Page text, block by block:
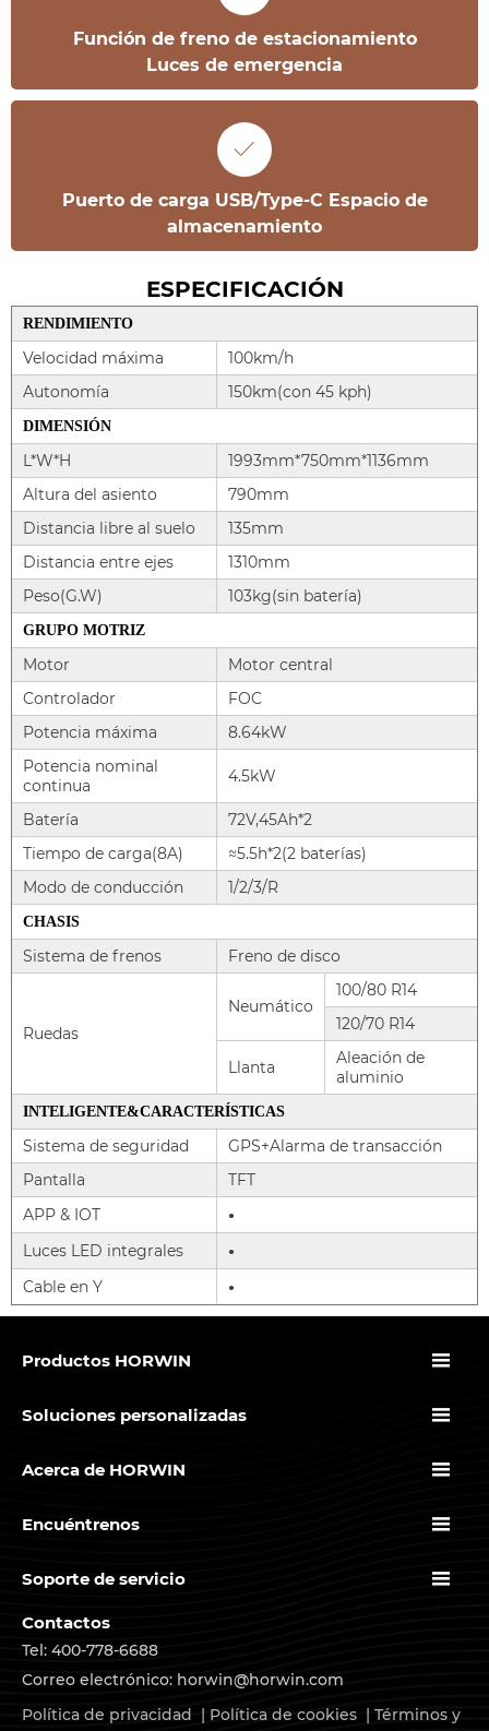
Función de freno de estacionamiento
Luces de emergencia

Puerto de carga USB/Type-C Espacio de
almacenamiento
ESPECIFICACIÓN
RENDIMIENTO
Velocidad máxima
100km/h
Autonomía
150km(con 45 kph)
DIMENSIÓN
L*W*H
1993mm*750mm*1136mm
Altura del asiento
790mm
Distancia libre al suelo
135mm
Distancia entre ejes
1310mm
Peso(G.W)
103kg(sin batería)
GRUPO MOTRIZ
Motor
Motor central
Controlador
FOC
Potencia máxima
8.64kW
Potencia nominal
continua
4.5kW
Batería
72V,45Ah*2
Tiempo de carga(8A)
≈5.5h*2(2 baterías)
Modo de conducción
1/2/3/R
CHASIS
Sistema de frenos Freno de disco
Ruedas
Neumático
100/80 R14
120/70 R14
Llanta
Aleación de
aluminio
INTELIGENTE&CARACTERÍSTICAS
Sistema de seguridad
GPS+Alarma de transacción
Pantalla
TFT
APP & IOT
●
Luces LED integrales ●
Cable en Y ●
Productos HORWIN 
Soluciones personalizadas 
Acerca de HORWIN 
Encuéntrenos 
Soporte de servicio 
Contactos
Tel: 400-778-6688
Correo electrónico: horwin@horwin.com
Política de privacidad | Política de cookies | Términos y